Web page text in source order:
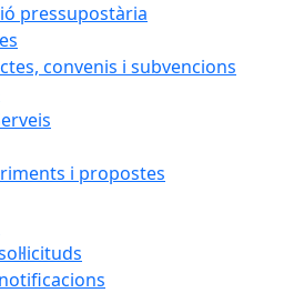
pressupostària
convenis i subvencions
i propostes